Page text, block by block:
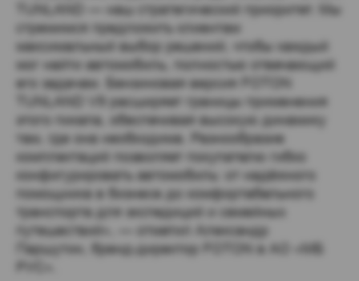
TUNLAND — наш стратегический приоритет. Мы
стремимся предложить клиентам
максимальный выбор решений, чтобы каждый
мог найти автомобиль, полностью отвечающий
его задачам. Бензиновая версия FOTON
TUNLAND V9 расширяет границы применения
этого пикапа, обеспечивая высокую динамику
там, где она необходима. Разнообразие
комплектаций позволяет покупателю гибко
конфигурировать автомобиль: от надёжного
помощника в бизнесе до комфортабельного
транспорта для экспедиций и семейных
путешествий», — отметил Александр
Паршутин, бренд-директор FOTON в АО «МБ
РУС».